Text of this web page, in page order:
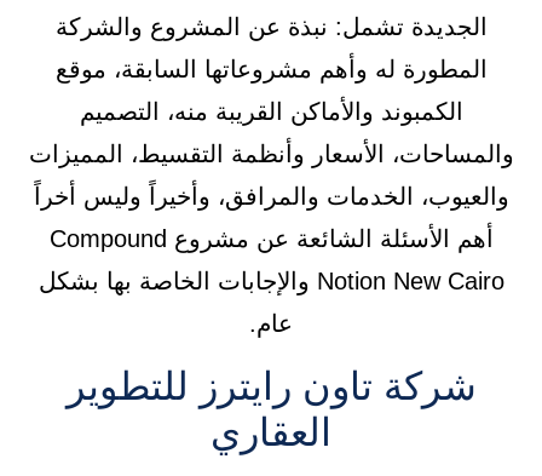
الجديدة تشمل: نبذة عن المشروع والشركة
المطورة له وأهم مشروعاتها السابقة، موقع
الكمبوند والأماكن القريبة منه، التصميم
والمساحات، الأسعار وأنظمة التقسيط، المميزات
والعيوب، الخدمات والمرافق، وأخيراً وليس أخراً
أهم الأسئلة الشائعة عن مشروع Compound
Notion New Cairo والإجابات الخاصة بها بشكل
عام.
شركة تاون رايترز للتطوير
العقاري